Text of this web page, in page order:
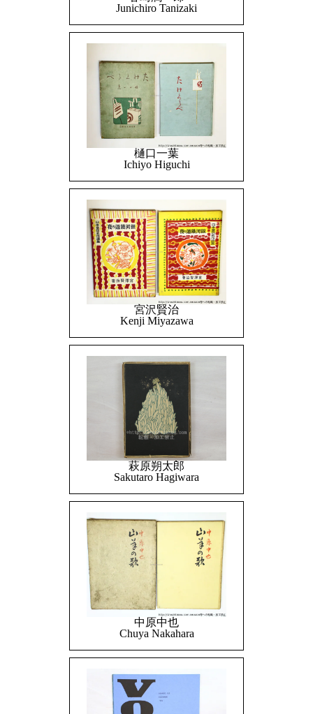
Junichiro Tanizaki
樋口一葉
Ichiyo Higuchi
宮沢賢治
Kenji Miyazawa
萩原朔太郎
Sakutaro Hagiwara
中原中也
Chuya Nakahara